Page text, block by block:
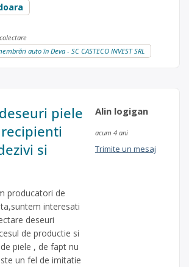
auto în Deva - SC CASTECO INVEST SRL
piele
si
producatori de
interesati
deseuri
de productie si
piele , de fapt nu
un fel de imitatie
Alin logigan
acum 4 ani
Trimite un mesaj